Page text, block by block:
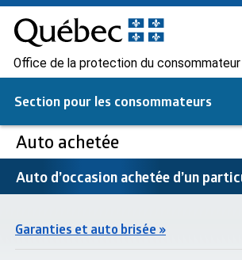
Office de la protection du consommateur
Section pour les consommateurs
Auto achetée
Auto d’occasion achetée d’un
Garanties et auto brisée »